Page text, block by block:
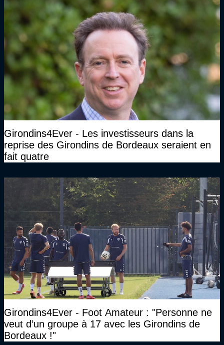
Girondins4Ever - Les investisseurs dans la
reprise des Girondins de Bordeaux seraient en
fait quatre
Girondins4Ever - Foot Amateur : "Personne ne
veut d’un groupe à 17 avec les Girondins de
Bordeaux !"